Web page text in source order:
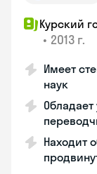
Курский
• 2013 г.
Имеет
наук
Находит